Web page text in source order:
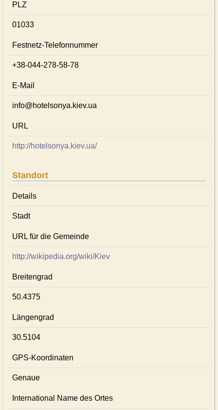
PLZ
01033
Festnetz-Telefonnummer
+38-044-278-58-78
E-Mail
info@hotelsonya.kiev.ua
URL
http://hotelsonya.kiev.ua/
Standort
Details
Stadt
URL für die Gemeinde
http://wikipedia.org/wiki/Kiev
Breitengrad
50.4375
Längengrad
30.5104
GPS-Koordinaten
Genaue
International Name des Ortes